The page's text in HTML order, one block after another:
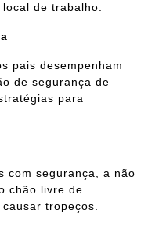
de trabalho.
pais desempenham
de segurança de
para
com segurança, a não
chão livre de
tropeços.